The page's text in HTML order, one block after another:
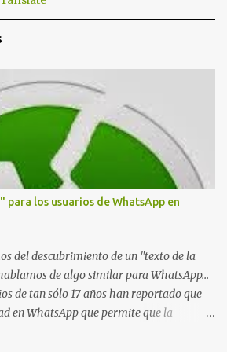
los usuarios de WhatsApp en
del descubrimiento de un "texto de la
de algo similar para WhatsApp...
de tan sólo 17 años han reportado que
en WhatsApp que permite que la